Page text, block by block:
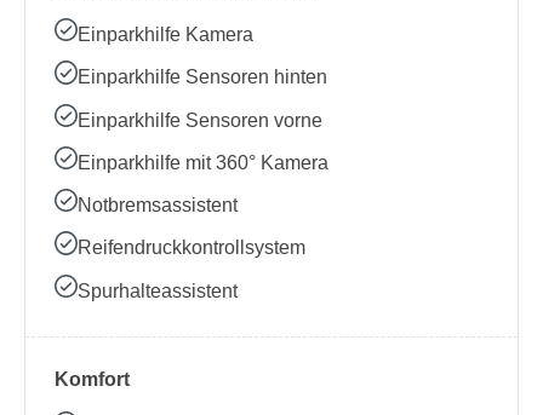
Einparkhilfe Kamera
Einparkhilfe Sensoren hinten
Einparkhilfe Sensoren vorne
Einparkhilfe mit 360° Kamera
Notbremsassistent
Reifendruckkontrollsystem
Spurhalteassistent
Komfort